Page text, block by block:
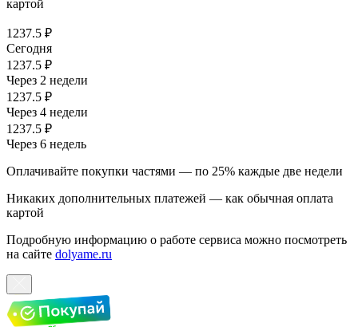
картой
1237.5 ₽
Сегодня
1237.5 ₽
Через 2 недели
1237.5 ₽
Через 4 недели
1237.5 ₽
Через 6 недель
Оплачивайте покупки частями — по 25% каждые две недели
Никаких дополнительных платежей — как обычная оплата
картой
Подробную информацию о работе сервиса можно посмотреть
на сайте dolyame.ru